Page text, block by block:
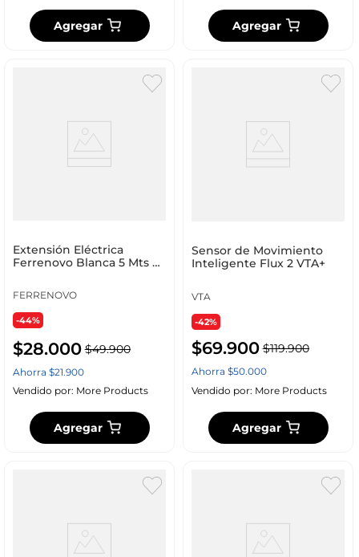
Agregar Agregar
Extensión Eléctrica
Ferrenovo Blanca 5 Mts y
FERRENOVO
-44%
$28.000 $49.900
Ahorra $21.900
Vendido por: More Products
Agregar
Sensor de Movimiento
Inteligente Flux 2 VTA+
VTA
-42%
$69.900 $119.900
Ahorra $50.000
Vendido por: More Products
Agregar